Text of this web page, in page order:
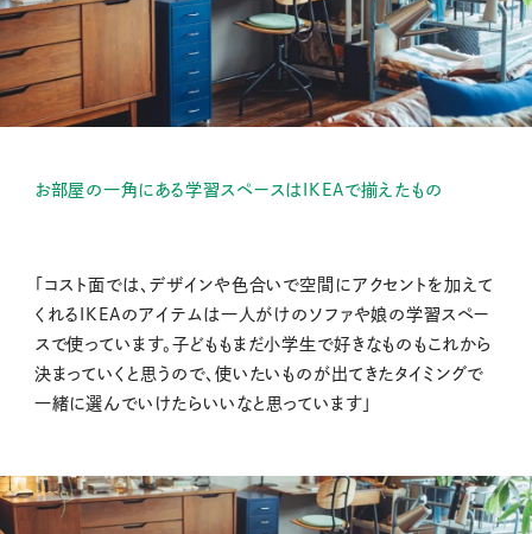
お部屋の一角にある学習スペースはIKEAで揃えたもの
「コスト面では、デザインや色合いで空間にアクセントを加えて
くれるIKEAのアイテムは一人がけのソファや娘の学習スペー
スで使っています。子どももまだ小学生で好きなものもこれから
決まっていくと思うので、使いたいものが出てきたタイミングで
一緒に選んでいけたらいいなと思っています」